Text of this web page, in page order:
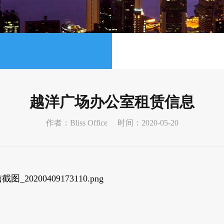
越洋广场办公室租赁信息
作者：Bliss Office 时间：2020-05-20